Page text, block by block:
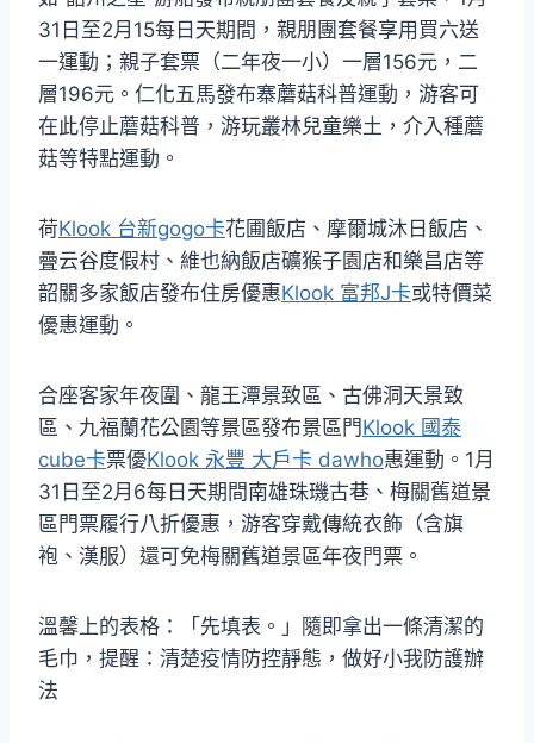
31日至2月15每日天期間，親朋團套餐享用買六送
一運動；親子套票（二年夜一小）一層156元，二
層196元。仁化五馬發布寨蘑菇科普運動，游客可
在此停止蘑菇科普，游玩叢林兒童樂土，介入種蘑
菇等特點運動。
荷Klook 台新gogo卡花圃飯店、摩爾城沐日飯店、
疊云谷度假村、維也納飯店礦猴子園店和樂昌店等
韶關多家飯店發布住房優惠Klook 富邦J卡或特價菜
優惠運動。
合座客家年夜圍、龍王潭景致區、古佛洞天景致
區、九福蘭花公園等景區發布景區門Klook 國泰
cube卡票優Klook 永豐 大戶卡 dawho惠運動。1月
31日至2月6每日天期間南雄珠璣古巷、梅關舊道景
區門票履行八折優惠，游客穿戴傳統衣飾（含旗
袍、漢服）還可免梅關舊道景區年夜門票。
溫馨上的表格：「先填表。」隨即拿出一條清潔的
毛巾，提醒：清楚疫情防控靜態，做好小我防護辦
法